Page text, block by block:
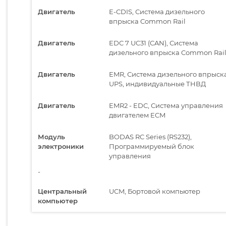
Двигатель
E-CDIS, Система дизельного
впрыска Common Rail
Двигатель
EDC 7 UC31 (CAN), Система
дизельного впрыска Common Rail
Двигатель
EMR, Система дизельного
UPS, индивидуальные ТНВД
Двигатель
EMR2 - EDC, Система управления
двигателем ECM
Модуль
электроники
BODAS RC Series (RS232),
Программируемый блок
управления
-
Центральный
компьютер
UCM, Бортовой компьютер